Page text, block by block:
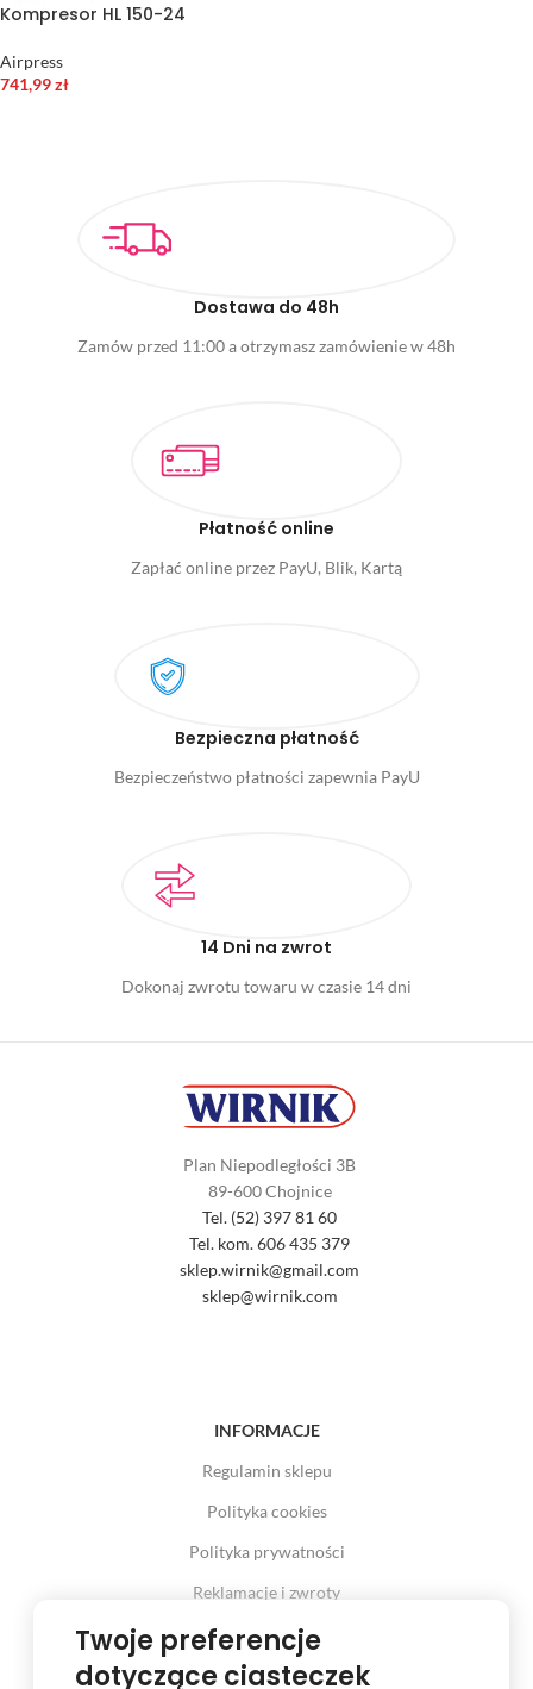
Kompresor HL 150-24
Airpress
741,99zł
Dostawa do 48h
Zamów przed 11:00 a otrzymasz zamówienie w 48h
Płatność online
Zapłać online przez PayU, Blik, Kartą
Bezpieczna płatność
Bezpieczeństwo płatności zapewnia PayU
14 Dni na zwrot
Dokonaj zwrotu towaru w czasie 14 dni
Plan Niepodległości 3B
89-600 Chojnice
Tel. (52) 397 81 60
Tel. kom. 606 435 379
sklep.wirnik@gmail.com
sklep@wirnik.com
INFORMACJE
Regulamin sklepu
Polityka cookies
Polityka prywatności
Reklamacje i zwroty
Prawo odstąpienia od umowy
Twoje preferencje
dotyczące ciasteczek